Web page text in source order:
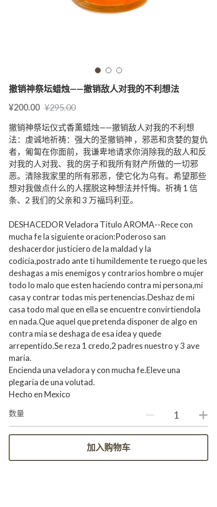
撤销神祭坛蜡烛——撤销敌人对我的不利想法
¥200.00 ¥295.00
撤销神祭坛仪式香薰蜡烛——撤销敌人对我的不利想
法：虔诚地祈祷：强大的圣撤销神 ，邪恶和贪婪的复仇
者，匍匐在你面前，我谦卑地请求你消除我的敌人和反
对我的人对我、我的房子和我所有财产所做的一切邪
恶。清除我家里的所有邪恶，使它化为乌有。希望那些
想对我做点什么的人摆脱这种想法并忏悔。祈祷 1 信
条、2 我们的父亲和 3 万福玛利亚。
DESHACEDOR Veladora Titulo AROMA--Rece con
mucha fe la siguiente oracion:Poderoso san
deshacerdor justiciero de la maldad y la
codicia,postrado ante ti humildemente te ruego que les
deshagas a mis enemigos y contrarios hombre o mujer
todo lo malo que esten haciendo contra mi persona,mi
casa y contrar todas mis pertenencias.Deshaz de mi
casa todo mal que en ella se encuentre convirtiendola
en nada.Que aquel que pretenda disponer de algo en
contra mia se deshaga de esa idea y quede
arrepentido.Se reza 1 credo,2 padres nuestro y 3 ave
maria.
Encienda una veladora y con mucha fe.Eleve una
plegaria de una volutad.
Hecho en Mexico
数量
加入购物车